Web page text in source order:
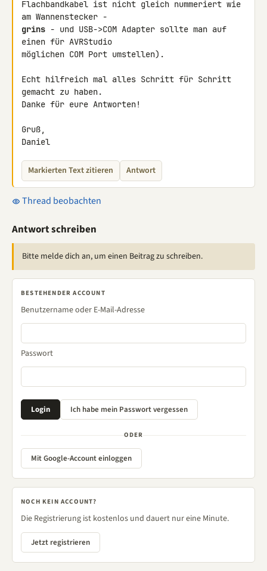
Flachbandkabel ist nicht gleich nummeriert wie
grins - und USB->COM Adapter sollte man auf
einen für AVRStudio
möglichen COM Port umstellen).
Echt hilfreich mal alles Schritt für Schritt
gemacht zu haben.
Danke für eure Antworten!
Gruß,
Daniel
Markierten Text zitieren Antwort
Thread beobachten
Antwort schreiben
Bitte melde dich an, um einen Beitrag zu schreiben.
BESTEHENDER ACCOUNT
Benutzername oder E-Mail-Adresse
Passwort
ODER
Mit Google-Account einloggen
NOCH KEIN ACCOUNT?
Die Registrierung ist kostenlos und dauert nur eine Minute.
Jetzt registrieren